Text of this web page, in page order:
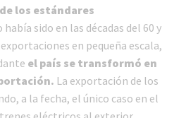
los estándares
había sido en las décadas del 60 y
en pequeña escala,
el país se transformó en
La exportación de los
a la fecha, el único caso en el